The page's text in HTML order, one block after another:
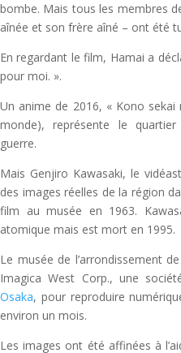
bombe. Mais tous les membres
aînée et son frère aîné – ont été
En regardant le film, Hamai a
pour moi. ».
Un anime de 2016, « Kono
monde), représente le
guerre.
Mais Genjiro Kawasaki, le
des images réelles de la région
film au musée en 1963.
atomique mais est mort en 1995.
Le musée de l’arrondissement
Imagica West Corp., une
Osaka, pour reproduire
environ un mois.
Les images ont été affinées à